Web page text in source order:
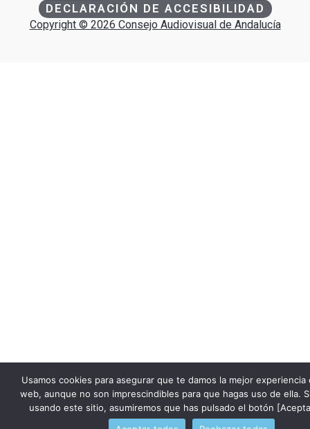
DECLARACIÓN DE ACCESIBILIDAD
Copyright © 2026 Consejo Audiovisual de Andalucía
Usamos cookies para asegurar que te damos la mejor experiencia
web, aunque no son imprescindibles para que hagas uso de ella.
usando este sitio, asumiremos que has pulsado el botón